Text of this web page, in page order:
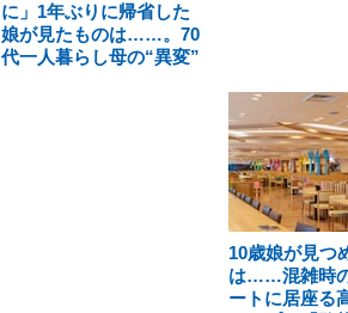
に」1年ぶりに帰省した
娘が見たものは……。70
代一人暮らし母の“異変”
10歳娘が見つ
は……混雑時
ートに居座る